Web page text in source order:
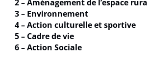
2 – Aménagement de l’espace
3 – Environnement
4 – Action culturelle et sportive
5 – Cadre de vie
6 – Action Sociale